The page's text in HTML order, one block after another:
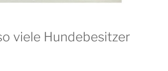
viele Hundebesitzer